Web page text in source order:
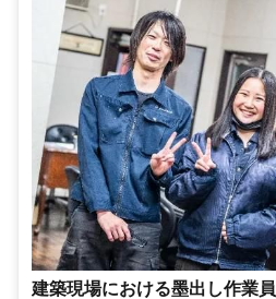
建築現場における墨出し作業員